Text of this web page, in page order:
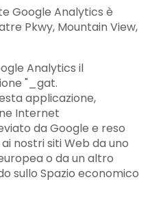
Google Analytics è
Pkwy, Mountain View,
Analytics il
"_gat.
applicazione,
Internet
da Google e reso
nostri siti Web da uno
o da un altro
sullo Spazio economico